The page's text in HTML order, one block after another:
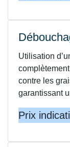
Utilisation
contre les
garantissant
Prix